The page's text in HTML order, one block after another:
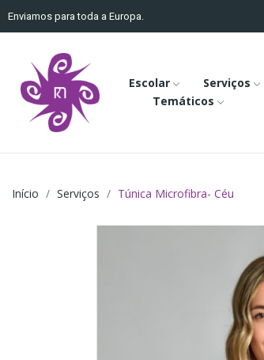
Enviamos para toda a Europa.
Escolar Serviços
Temáticos
Início Serviços Túnica Microfibra- Céu